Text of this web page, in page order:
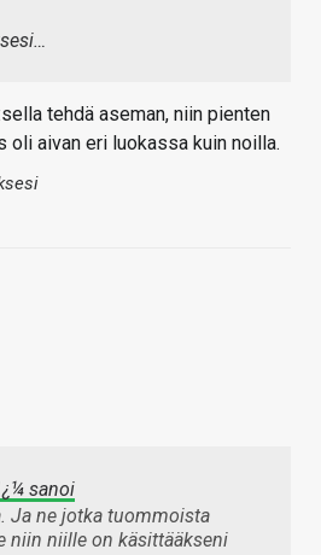
tehdä aseman, niin pienten
oli aivan eri luokassa kuin noilla.
sanoi
Ja ne jotka tuommoista
niin niille on käsittääkseni